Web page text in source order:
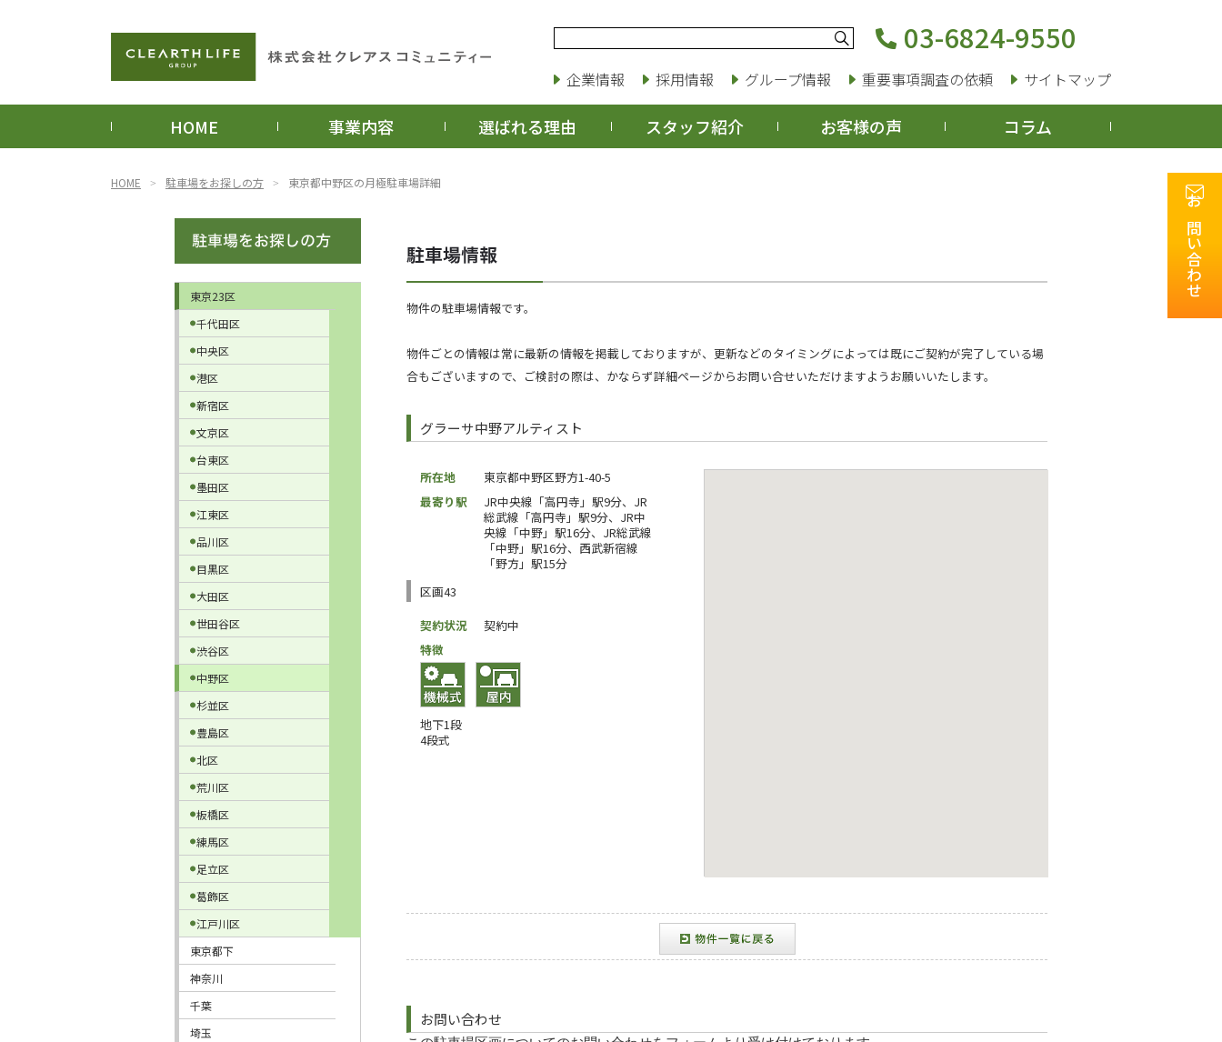
03-6824-9550
企業情報 採用情報 グループ情報 重要事項調査の依頼 サイトマップ
お問い合わせ
HOME 事業内容 選ばれる理由 スタッフ紹介 お客様の声 コラム
HOME 駐車場をお探しの方 東京都中野区の月極駐車場詳細
物件の駐車場情報です。
物件ごとの情報は常に最新の情報を掲載しておりますが、更新などのタイミングによっては既にご契約が完了している場
合もございますので、ご検討の際は、かならず詳細ページからお問い合せいただけますようお願いいたします。
グラーサ中野アルティスト
所在地
東京都中野区野方1-40-5
最寄り駅
JR中央線「高円寺」駅9分、JR
総武線「高円寺」駅9分、JR中
央線「中野」駅16分、JR総武線
「中野」駅16分、西武新宿線
「野方」駅15分
区画43
契約状況
契約中
特徴
地下1段
4段式
お問い合わせ
東京23区
千代田区
中央区
港区
新宿区
文京区
台東区
墨田区
江東区
品川区
目黒区
大田区
世田谷区
渋谷区
中野区
杉並区
豊島区
北区
荒川区
板橋区
練馬区
足立区
葛飾区
江戸川区
東京都下
神奈川
千葉
埼玉